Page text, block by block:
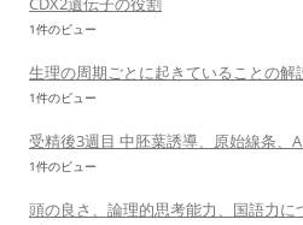
1件のビュー
生理の周期ごとに起きていることの解
1件のビュー
受精後3週目 中胚葉誘導、原始線条、
1件のビュー
頭の良さ、論理的思考能力、国語力に